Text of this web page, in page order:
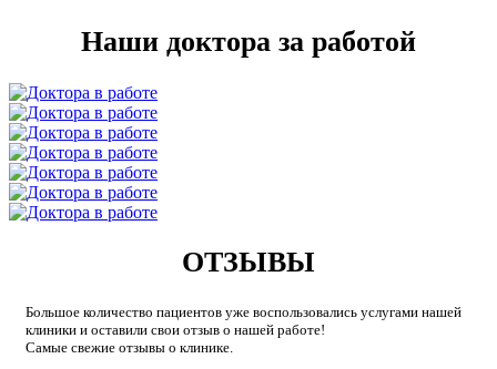
Наши доктора за работой
ОТЗЫВЫ
Большое количество пациентов уже воспользовались услугами нашей
клиники и оставили свои отзыв о нашей работе!
Caмые свежие отзывы о клинике.